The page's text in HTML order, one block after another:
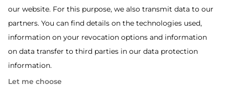
our website. For this purpose, we also transmit data to our
partners. You can find details on the technologies used,
information on your revocation options and information
on data transfer to third parties in our data protection
information.
Let me choose